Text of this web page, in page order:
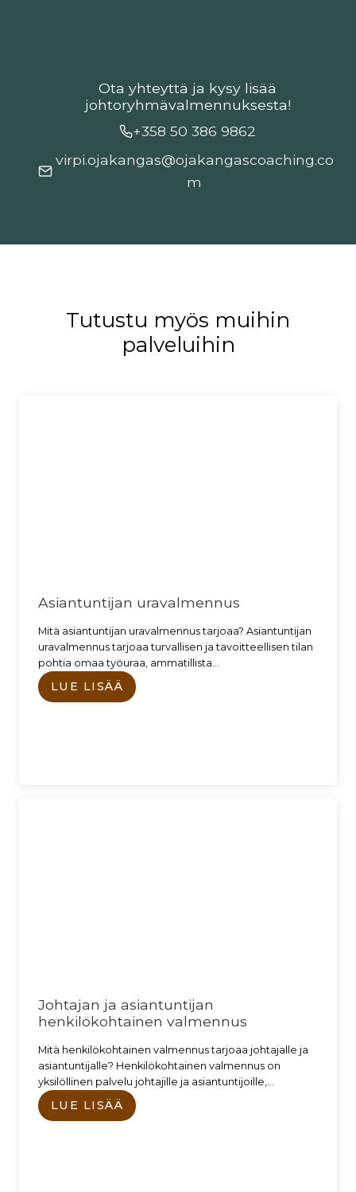
Ota yhteyttä ja kysy lisää
johtoryhmävalmennuksesta!
+358 50 386 9862
virpi.ojakangas@ojakangascoaching.co
m
Tutustu myös muihin
palveluihin
Asiantuntijan uravalmennus
Mitä asiantuntijan uravalmennus tarjoaa? Asiantuntijan
uravalmennus tarjoaa turvallisen ja tavoitteellisen tilan
pohtia omaa työuraa, ammatillista…
LUE LISÄÄ
Johtajan ja asiantuntijan
henkilökohtainen valmennus
Mitä henkilökohtainen valmennus tarjoaa johtajalle ja
asiantuntijalle? Henkilökohtainen valmennus on
yksilöllinen palvelu johtajille ja asiantuntijoille,…
LUE LISÄÄ